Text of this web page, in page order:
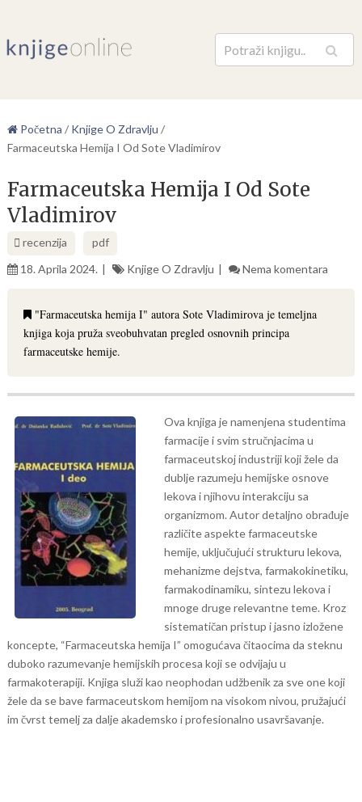
Pretraga
Početna / Knjige O Zdravlju /
Farmaceutska Hemija I Od Sote Vladimirov
Farmaceutska Hemija I Od Sote
Vladimirov
recenzija
pdf
18. Aprila 2024.
Knjige O Zdravlju Nema komentara
"Farmaceutska hemija I" autora Sote Vladimirova je temeljna
knjiga koja pruža sveobuhvatan pregled osnovnih principa
farmaceutske hemije.
Ova knjiga je namenjena studentima
farmacije i svim stručnjacima u
farmaceutskoj industriji koji žele da
dublje razumeju hemijske osnove
lekova i njihovu interakciju sa
organizmom. Autor detaljno obrađuje
različite aspekte farmaceutske
hemije, uključujući strukturu lekova,
mehanizme dejstva, farmakokinetiku,
farmakodinamiku, sintezu lekova i
mnoge druge relevantne teme. Kroz
sistematičan pristup i jasno izložene
koncepte, “Farmaceutska hemija I” omogućava čitaocima da steknu
duboko razumevanje hemijskih procesa koji se odvijaju u
farmakoterapiji. Knjiga služi kao neophodan udžbenik za sve one koji
žele da se bave farmaceutskom hemijom na visokom nivou, pružajući
im čvrst temelj za dalje akademsko i profesionalno usavršavanje.